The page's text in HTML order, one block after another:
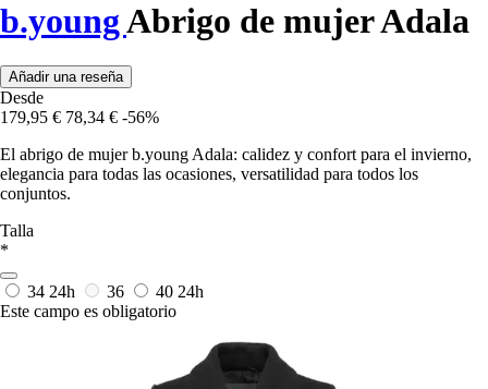
b.youngAbrigo de mujer Adala
Añadir una reseña
Desde
179,95 € 78,34 € -56%
El abrigo de mujer b.young Adala: calidez y confort para el invierno,
elegancia para todas las ocasiones, versatilidad para todos los
conjuntos.
Talla
*
34 24h 36 40 24h
Este campo es obligatorio